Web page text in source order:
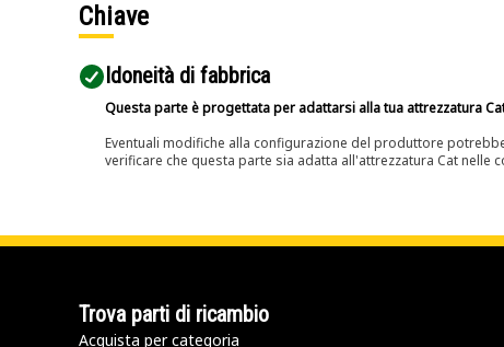
Chiave
Idoneità di fabbrica
Questa parte è progettata per adattarsi alla tua attrezzatura
Eventuali modifiche alla configurazione del produttore
verificare che questa parte sia adatta all'attrezzatura Cat
Trova parti di ricambio
Acquista per categoria